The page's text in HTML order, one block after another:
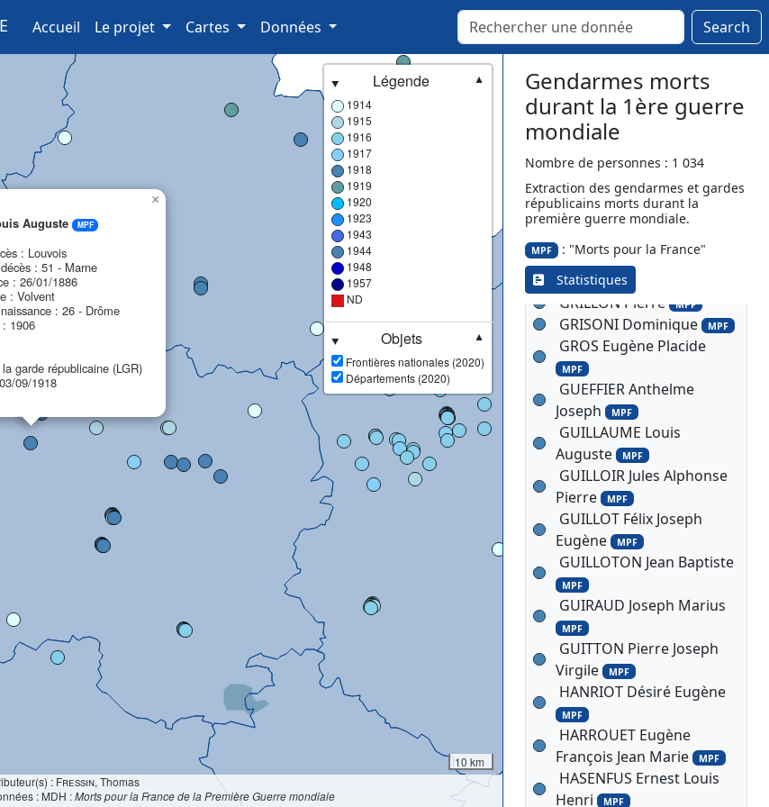
Accueil (current)
Le projet Cartes Données Search
Auguste
MPF
: Louvois
: 51 - Marne
: 26/01/1886
: Volvent
: 26 - Drôme
1906
garde républicaine (LGR)
09/1918
×
Légende
▼
1914
1915
1916
1917
1918
1919
1920
1923
1943
1944
1948
1957
ND
Objets
▼
Frontières nationales (2020)
Départements (2020)
10 km
: Fressin, Thomas
: MDH :Morts pour la France de la Première Guerre mondiale
Gendarmes morts
durant la 1ère guerre
mondiale
Nombre de personnes : 1 034
Extraction des gendarmes et gardes
républicains morts durant la
première guerre mondiale.
MPF : "Morts pour la France"
Statistiques
MPF
GOBIN Théodore Marie
GOIN Fortuné Felix MPF
GOT Martin Eugène MPF
GOUET Auguste Albert
GRAND Constant Ernest
MPF
GRANDIDIER Edmond
Marie
MPF
GRANGER Clément
GRILLON Pierre MPF
GRISONI Dominique MPF
GROS Eugène Placide
MPF
GUEFFIER Anthelme
Joseph MPF
GUILLAUME Louis
Auguste MPF
GUILLOIR Jules Alphonse
Pierre MPF
GUILLOT Félix Joseph
Eugène MPF
GUILLOTON Jean Baptiste
MPF
GUIRAUD Joseph Marius
MPF
GUITTON Pierre Joseph
Virgile MPF
HANRIOT Désiré Eugène
MPF
HARROUET Eugène
François Jean Marie MPF
HASENFUS Ernest Louis
Henri MPF